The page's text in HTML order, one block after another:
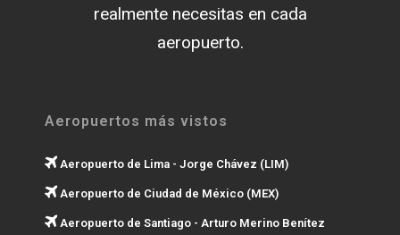
realmente necesitas en cada
aeropuerto.
Aeropuertos más vistos
Aeropuerto de Lima - Jorge Chávez (LIM)
Aeropuerto de Ciudad de México (MEX)
Aeropuerto de Santiago - Arturo Merino Benítez